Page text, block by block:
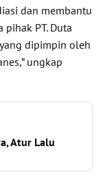
dan membantu
PT. Duta
dipimpin oleh
ungkap
Atur Lalu